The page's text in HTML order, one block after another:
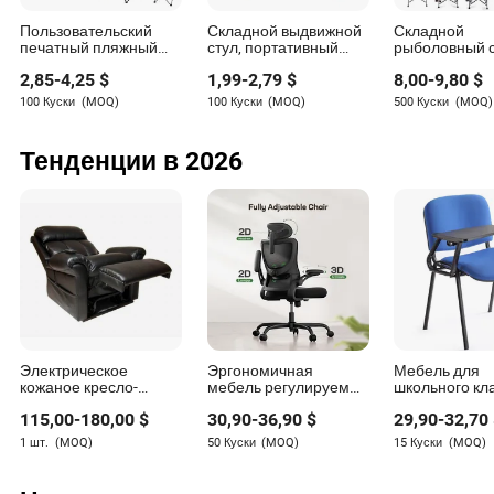
Azariah Brennan
Азариа Бреннан — плодовитый писатель в
мебельной индустрии, специализирующийся на
оценке интеграции новых технологий в дизайн и
производство мебели. Обладая острым вниманием
к деталям и глубоким пониманием отрасли, Азариа
привносит свежий взгляд в мир мебели.
Пользовательский
печатный пляжный
складной
кемпинговый стул
2,85-4,25 $
100 Куски (MOQ)
Складной выдвижной
стул, портативный
телескопический стул,
сжимающийся для
кемпинга, рыбалки,
1,99-2,79$
100 Куски (MOQ)
Складной
рыболовный
кемпинговый
8,00-9,80 $
500 Куски (MOQ)
Тенденции в 2026
Электрическое
кожаное кресло-
подъемником для
гостиной для пожилых
людей
115,00-180,00 $
1 шт. (MOQ)
Эргономичная
мебель регулируемый
игровой стол офисное
кресло с высокой
спинкой из сетки
30,90-36,90$
50 Куски (MOQ)
Мебель для
школьного
стол для
учебный стол,
29,90-32,70
15 Куски (MOQ)